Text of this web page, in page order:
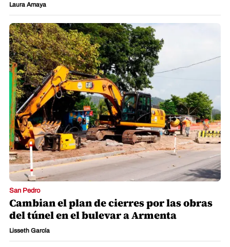
Laura Amaya
San Pedro
Cambian el plan de cierres por las obras
del túnel en el bulevar a Armenta
Lisseth García